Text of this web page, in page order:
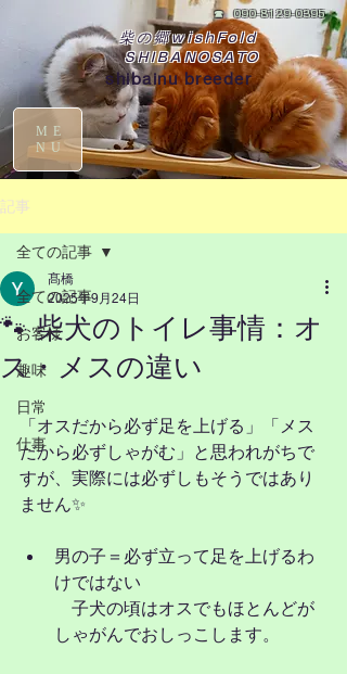
☎090-8129-0395
柴の郷wishFold
SHIBANOSATO
shibainu breeder
ME
NU
記事
全ての記事
お客様
趣味
日常
仕事
全ての記事
🐾 柴犬のトイレ事情：オ
ス・メスの違い
髙橋
2025年9月24日
「オスだから必ず足を上げる」「メス
だから必ずしゃがむ」と思われがちで
すが、実際には必ずしもそうではあり
ません✨
男の子＝必ず立って足を上げるわ
けではない
子犬の頃はオスでもほとんどが
しゃがんでおしっこします。